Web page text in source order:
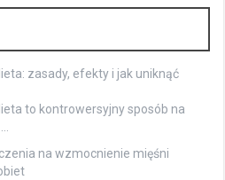
zasady, efekty i jak uniknąć
to kontrowersyjny sposób na
na wzmocnienie mięśni